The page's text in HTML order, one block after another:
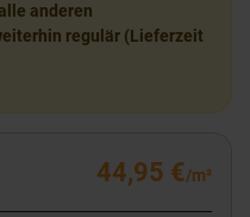
anderen
regulär (Lieferzeit
44,95 €/m²